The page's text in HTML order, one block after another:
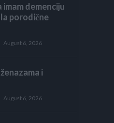
imam demenciju
porodične
August 6, 2026
i
August 6, 2026